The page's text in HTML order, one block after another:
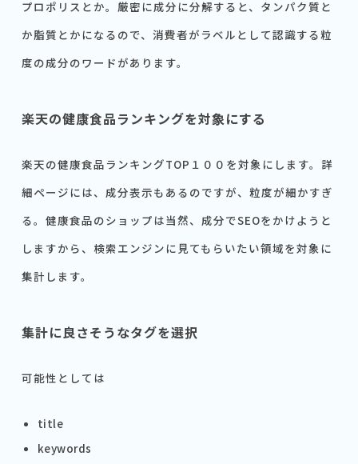
プロポリスとか。厳密に成分に分解すると、タンパク質と
か脂質とかになるので、消費者がラベルとして認識する粒
度の成分のワードがあります。
楽天の健康食品ランキングを対象にする
楽天の健康食品ランキングTOP１００を対象にします。詳
細ページには、成分表示もあるのですが、粒度が細かすぎ
る。健康食品のショップは当然、成分でSEOをかけようと
しますから、検索エンジンに見てもらいたい領域を対象に
集計します。
集計に良さそうなタグを選択
可能性としては
title
keywords